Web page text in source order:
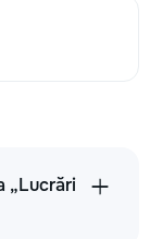
„Lucrări